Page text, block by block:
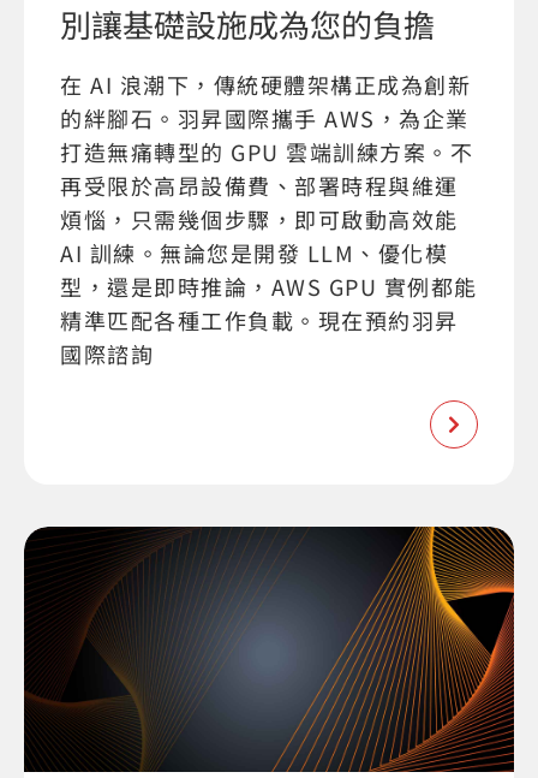
別讓基礎設施成為您的負擔
在 AI 浪潮下，傳統硬體架構正成為創新
的絆腳石。羽昇國際攜手 AWS，為企業
打造無痛轉型的 GPU 雲端訓練方案。不
再受限於高昂設備費、部署時程與維運
煩惱，只需幾個步驟，即可啟動高效能
AI 訓練。無論您是開發 LLM、優化模
型，還是即時推論，AWS GPU 實例都能
精準匹配各種工作負載。現在預約羽昇
國際諮詢